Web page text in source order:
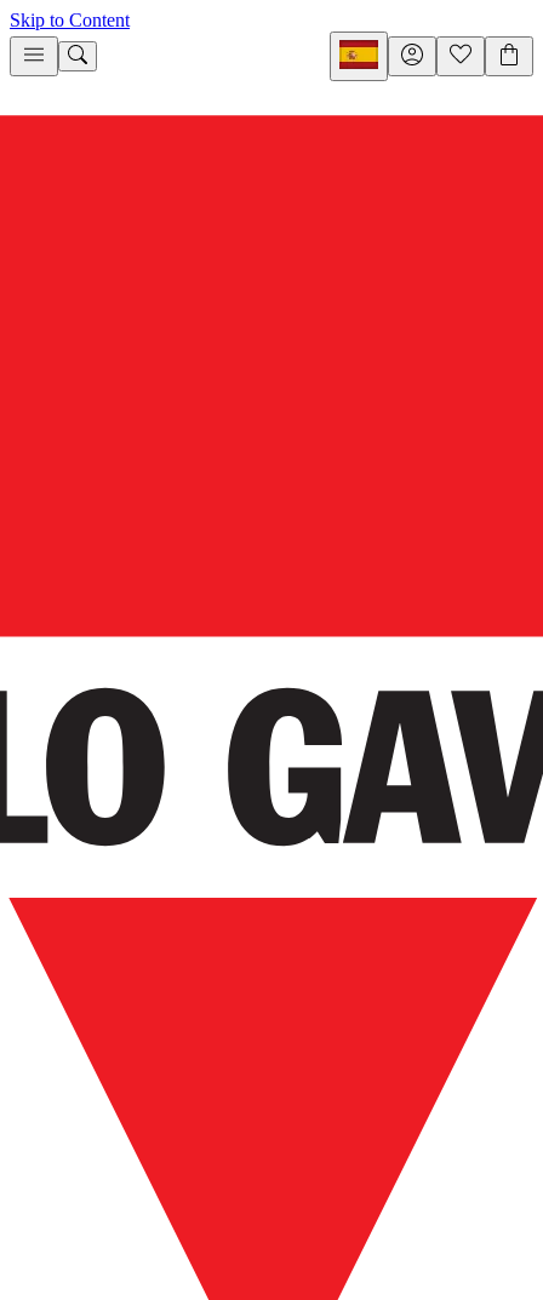
Skip to Content